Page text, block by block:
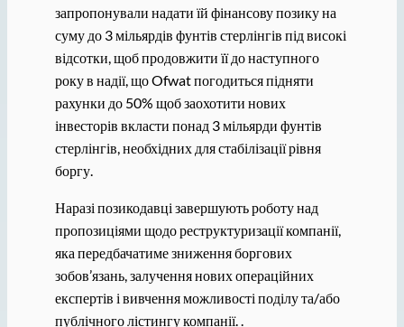
запропонували надати їй фінансову позику на
суму до 3 мільярдів фунтів стерлінгів під високі
відсотки, щоб продовжити її до наступного
року в надії, що Ofwat погодиться підняти
рахунки до 50% щоб заохотити нових
інвесторів вкласти понад 3 мільярди фунтів
стерлінгів, необхідних для стабілізації рівня
боргу.
Наразі позикодавці завершують роботу над
пропозиціями щодо реструктуризації компанії,
яка передбачатиме зниження боргових
зобов’язань, залучення нових операційних
експертів і вивчення можливості поділу та/або
публічного лістингу компанії. .